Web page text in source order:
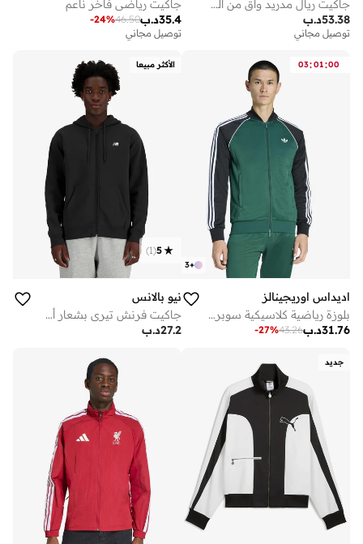
جاكيت ريال مدريد واقٍ من الرياح
د.ب53.38
توصيل مجاني
جاكيت رياضي فاخر ناعم
د.ب35.4
46.50
-24%
توصيل مجاني
03:01:00
+
3
اديداس اوريجينالز
بلوزة رياضية كلاسيكية سوبر ستار
د.ب31.76
43.26
-27%
الأكثر مبيعا
5
(
1
)
نيو بالانس
جاكيت فرنش تيري بشعار أساسي
د.ب27.2
جديد